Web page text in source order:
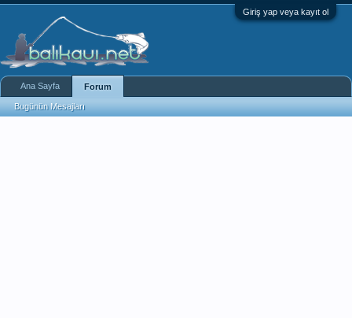
Giriş yap veya kayıt ol
Ana Sayfa Forum
Bugünün Mesajları